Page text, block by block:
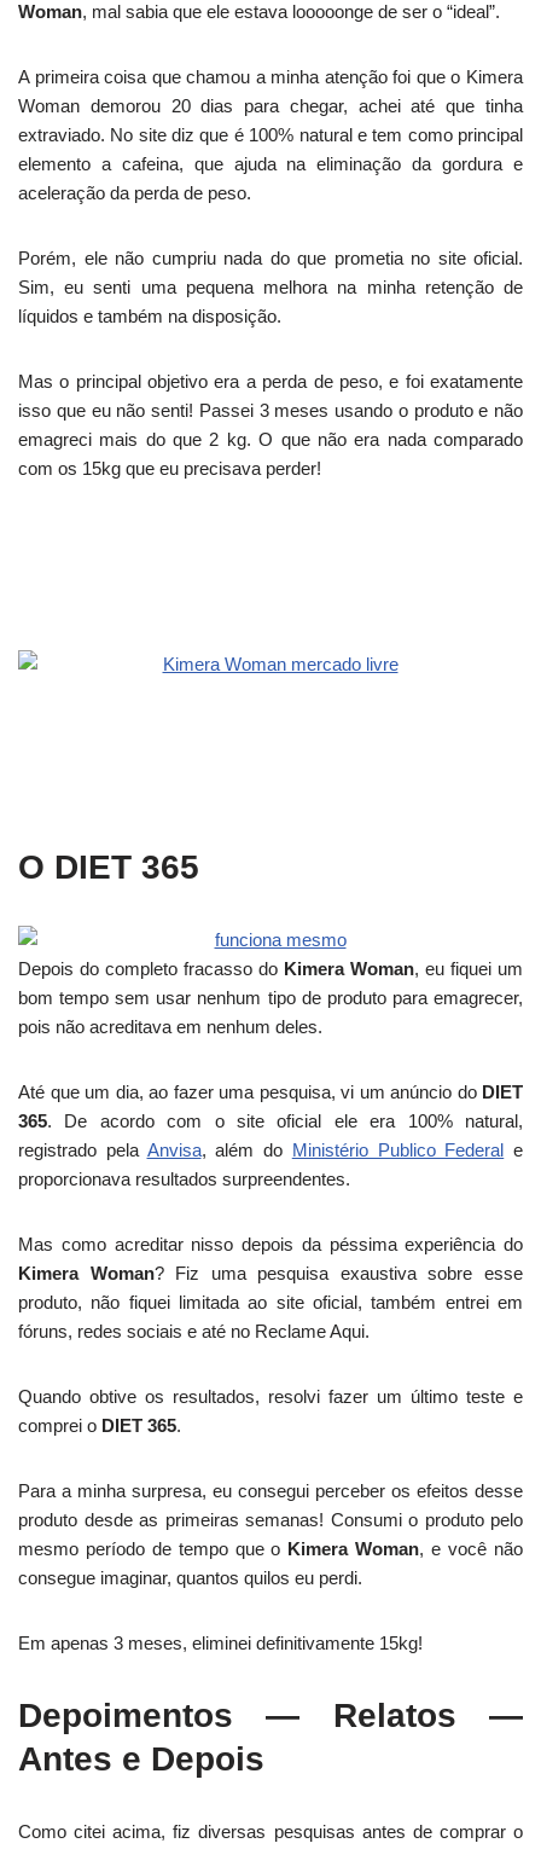
Woman, mal sabia que ele estava looooonge de ser o “ideal”.
A primeira coisa que chamou a minha atenção foi que o Kimera
Woman demorou 20 dias para chegar, achei até que tinha
extraviado. No site diz que é 100% natural e tem como principal
elemento a cafeina, que ajuda na eliminação da gordura e
aceleração da perda de peso.
Porém, ele não cumpriu nada do que prometia no site oficial.
Sim, eu senti uma pequena melhora na minha retenção de
líquidos e também na disposição.
Mas o principal objetivo era a perda de peso, e foi exatamente
isso que eu não senti! Passei 3 meses usando o produto e não
emagreci mais do que 2 kg. O que não era nada comparado
com os 15kg que eu precisava perder!
O DIET 365
Depois do completo fracasso do Kimera Woman, eu fiquei um
bom tempo sem usar nenhum tipo de produto para emagrecer,
pois não acreditava em nenhum deles.
Até que um dia, ao fazer uma pesquisa, vi um anúncio do DIET
365. De acordo com o site oficial ele era 100% natural,
registrado pela Anvisa, além do Ministério Publico Federal e
proporcionava resultados surpreendentes.
Mas como acreditar nisso depois da péssima experiência do
Kimera Woman? Fiz uma pesquisa exaustiva sobre esse
produto, não fiquei limitada ao site oficial, também entrei em
fóruns, redes sociais e até no Reclame Aqui.
Quando obtive os resultados, resolvi fazer um último teste e
comprei o DIET 365.
Para a minha surpresa, eu consegui perceber os efeitos desse
produto desde as primeiras semanas! Consumi o produto pelo
mesmo período de tempo que o Kimera Woman, e você não
consegue imaginar, quantos quilos eu perdi.
Em apenas 3 meses, eliminei definitivamente 15kg!
Depoimentos — Relatos —
Antes e Depois
Como citei acima, fiz diversas pesquisas antes de comprar o